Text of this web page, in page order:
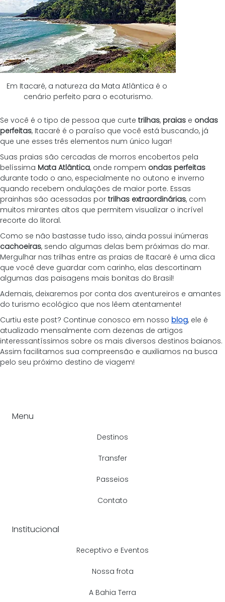
Em Itacaré, a natureza da Mata Atlântica é o
cenário perfeito para o ecoturismo.
Se você é o tipo de pessoa que curte trilhas, praias e ondas
perfeitas, Itacaré é o paraíso que você está buscando, já
que une esses três elementos num único lugar!
Suas praias são cercadas de morros encobertos pela
belíssima Mata Atlântica, onde rompem ondas perfeitas
durante todo o ano, especialmente no outono e inverno
quando recebem ondulações de maior porte. Essas
prainhas são acessadas por trilhas extraordinárias, com
muitos mirantes altos que permitem visualizar o incrível
recorte do litoral.
Como se não bastasse tudo isso, ainda possui inúmeras
cachoeiras, sendo algumas delas bem próximas do mar.
Mergulhar nas trilhas entre as praias de Itacaré é uma dica
que você deve guardar com carinho, elas descortinam
algumas das paisagens mais bonitas do Brasil!
Ademais, deixaremos por conta dos aventureiros e amantes
do turismo ecológico que nos lêem atentamente!
Curtiu este post? Continue conosco em nosso blog, ele é
atualizado mensalmente com dezenas de artigos
interessantíssimos sobre os mais diversos destinos baianos.
Assim facilitamos sua compreensão e auxiliamos na busca
pelo seu próximo destino de viagem!
Institucional
Receptivo e Eventos
Nossa frota
A Bahia Terra
Menu
Destinos
Transfer
Passeios
Contato